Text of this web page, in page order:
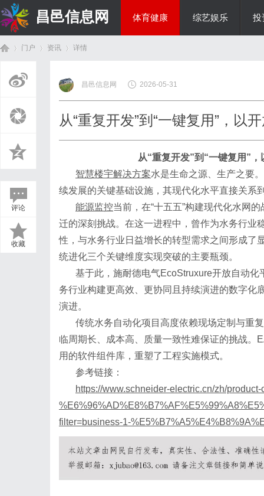
昌邑信息网 体育健康 综艺娱乐 投
门户 资讯
›
详情
评论
收藏
昌邑信息网 2026-05-31
从“重复开发”到“一键复用”，以
从“重复开发”到“一键复用”
智慧楼宇解决方案水是生命之源、生产之要
续发展的关键基础设施，其现代化水平直接关系
能源监控当前，在“十五五”构建现代化水网
迁的深刻挑战。在这一进程中，曾作为水务行业
性，与水务行业日益增长的转型需求之间形成了
统进化三个关键维度实现突破的主要瓶颈。
基于此，施耐德电气EcoStruxure开放自动
务行业构建更高效、更协同且持续演进的数字化
演进。
传统水务自动化项目高度依赖现场定制与重
临周期长、成本高、质量一致性难保证的挑战。
用的软件组件库，重塑了工程实施模式。
参考链接：
https://www.schneider-electric.cn/zh/
filter=business-1-